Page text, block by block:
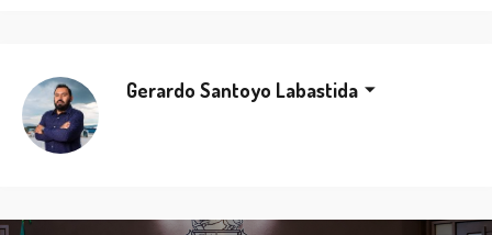
Gerardo Santoyo Labastida